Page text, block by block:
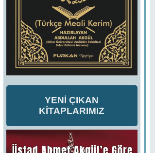
YENİ ÇIKAN
KİTAPLARIMIZ